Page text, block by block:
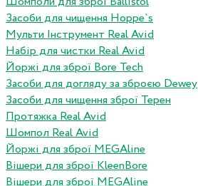
Засоби для чищення Hoppe`s
Мульти Інструмент Real Avid
Набір для чистки Real Avid
Йоржі для зброї Bore Tech
Засоби для догляду за зброєю Dewey
Засоби для чищення зброї Терен
Протяжка Real Avid
Шомпол Real Avid
Йоржі для зброї MEGAline
Вішери для зброї KleenBore
Вішери для зброї MEGAline